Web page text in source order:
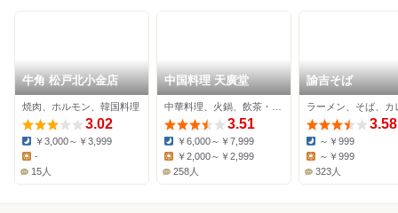
牛角 松戸北小金店
焼肉、ホルモン、韓国料理
3.02
Dinner:
￥3,000～￥3,999
Lunch:
-
15人
中国料理 天廣堂
3.51
Dinner:
￥6,000～￥7,999
￥2,000～￥2,999
258人
諭吉そば
ラーメン、そば、カ
3.58
Dinner:
～￥999
～￥999
323人